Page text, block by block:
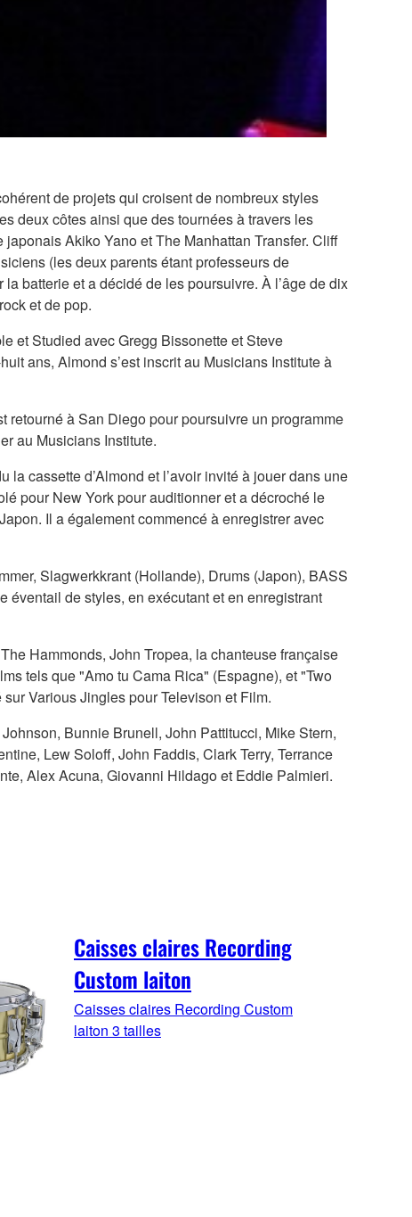
de projets qui croisent de nombreux styles
deux côtes ainsi que des tournées à travers les
japonais Akiko Yano et The Manhattan Transfer. Cliff
(les deux parents étant professeurs de
batterie et a décidé de les poursuivre. À l’âge de dix
et de pop.
et Studied avec Gregg Bissonette et Steve
ans, Almond s’est inscrit au Musicians Institute à
retourné à San Diego pour poursuivre un programme
au Musicians Institute.
cassette d’Almond et l’avoir invité à jouer dans une
pour New York pour auditionner et a décroché le
Il a également commencé à enregistrer avec
Slagwerkkrant (Hollande), Drums (Japon), BASS
éventail de styles, en exécutant et en enregistrant
Hammonds, John Tropea, la chanteuse française
tels que "Amo tu Cama Rica" (Espagne), et "Two
Various Jingles pour Televison et Film.
Bunnie Brunell, John Pattitucci, Mike Stern,
Lew Soloff, John Faddis, Clark Terry, Terrance
Alex Acuna, Giovanni Hildago et Eddie Palmieri.
Caisses claires Recording
Custom laiton
Caisses claires Recording Custom
laiton 3 tailles